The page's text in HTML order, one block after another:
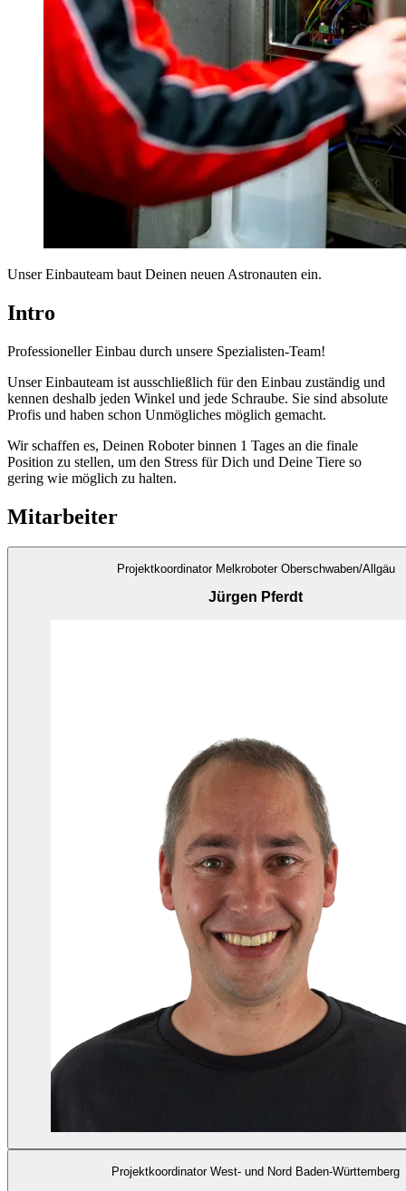
Unser Einbauteam baut Deinen neuen Astronauten ein.
Intro
Professioneller Einbau durch unsere Spezialisten-Team!
Unser Einbauteam ist ausschließlich für den Einbau zuständig und
kennen deshalb jeden Winkel und jede Schraube. Sie sind absolute
Profis und haben schon Unmögliches möglich gemacht.
Wir schaffen es, Deinen Roboter binnen 1 Tages an die finale
Position zu stellen, um den Stress für Dich und Deine Tiere so
gering wie möglich zu halten.
Mitarbeiter
Projektkoordinator Melkroboter Oberschwaben/Allgäu
Jürgen Pferdt
Projektkoordinator West- und Nord Baden-Württemberg